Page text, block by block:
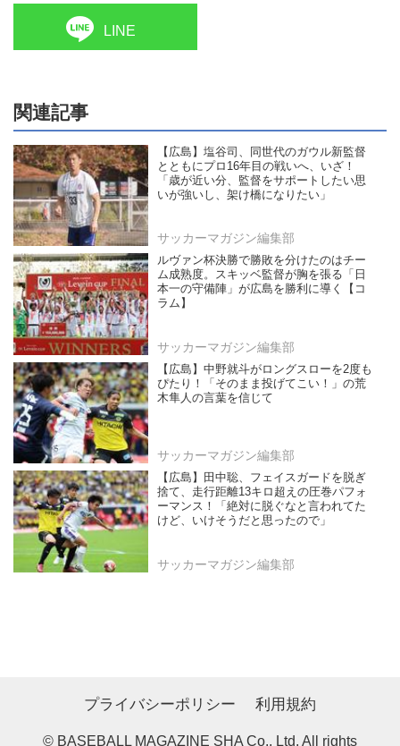
LINE
関連記事
【広島】塩谷司、同世代のガウル新監督
とともにプロ16年目の戦いへ、いざ！
「歳が近い分、監督をサポートしたい思
いが強いし、架け橋になりたい」
サッカーマガジン編集部
ルヴァン杯決勝で勝敗を分けたのはチー
ム成熟度。スキッベ監督が胸を張る「日
本一の守備陣」が広島を勝利に導く【コ
ラム】
サッカーマガジン編集部
【広島】中野就斗がロングスローを2度も
ぴたり！「そのまま投げてこい！」の荒
木隼人の言葉を信じて
サッカーマガジン編集部
【広島】田中聡、フェイスガードを脱ぎ
捨て、走行距離13キロ超えの圧巻パフォ
ーマンス！「絶対に脱ぐなと言われてた
けど、いけそうだと思ったので」
サッカーマガジン編集部
プライバシーポリシー 利用規約
© BASEBALL MAGAZINE SHA Co., Ltd. All rights